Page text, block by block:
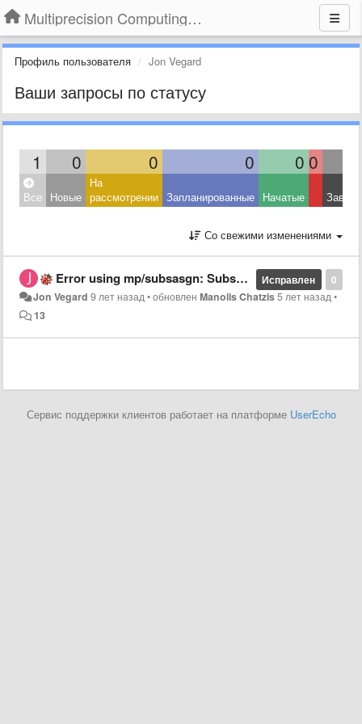
Multiprecision Computing Toolbox for MATLAB
Профиль пользователя Jon Vegard
Ваши запросы по статусу
1 0 0 0 0 0
Все Новые
На
рассмотрении Запланированные Начатые
Со свежими изменениями
0
Исправлен
Error using mp/subsasgn: Subscripted assignment dimension mismatch.
Jon Vegard 9 лет назад•обновленManolis Chatzis5 лет назад•
13
Сервис поддержки клиентов работает на платформе UserEcho